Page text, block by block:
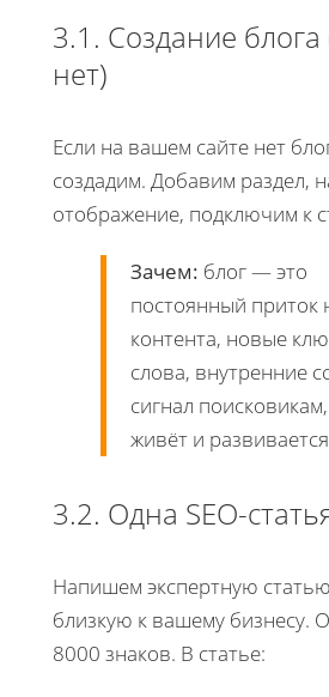
3.1. Создание блога
нет)
Если на вашем сайте нет
создадим. Добавим раздел,
отображение, подключим к
Зачем: блог — это
постоянный приток
контента, новые
слова, внутренние
сигнал
живёт и
3.2. Одна SEO-
Напишем экспертную
близкую к вашему бизнесу.
8000 знаков. В статье: